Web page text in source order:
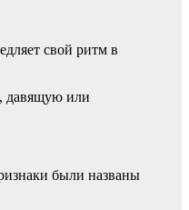
свой ритм в
давящую или
были названы